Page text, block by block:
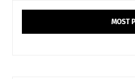
MOST